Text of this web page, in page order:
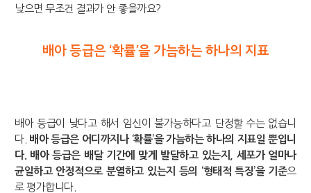
낮으면 무조건 결과가 안 좋을까요?
배아 등급은 ‘확률’을 가늠하는 하나의 지표
배아 등급이 낮다고 해서 임신이 불가능하다고 단정할 수는 없습니
다. 배아 등급은 어디까지나 ‘확률’을 가늠하는 하나의 지표일 뿐입니
다. 배아 등급은 배달 기간에 맞게 발달하고 있는지, 세포가 얼마나
균일하고 안정적으로 분열하고 있는지 등의 ‘형태적 특징’을 기준으
로 평가합니다.